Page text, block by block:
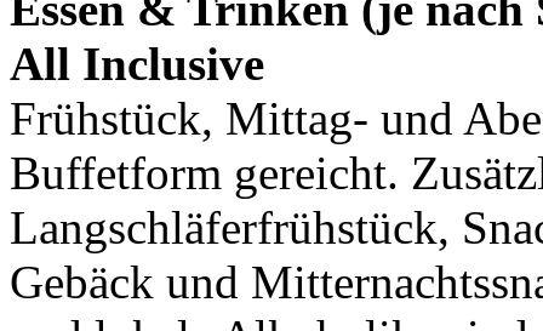
All Inclusive
Frühstück, Mittag- und
Buffetform gereicht.
Langschläferfrühstück,
Gebäck und